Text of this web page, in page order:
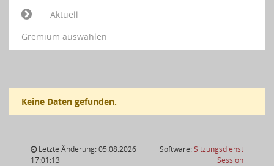
Aktuell
Gremium auswählen
Keine Daten gefunden.
Letzte Änderung: 05.08.2026
17:01:13
Software:Sitzungsdienst
Session(Wird in